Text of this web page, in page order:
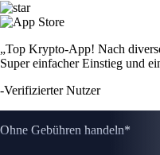
„Top Krypto-App! Nach
Super einfacher Einstieg und
-Verifizierter Nutzer
Ohne Gebühren handeln*